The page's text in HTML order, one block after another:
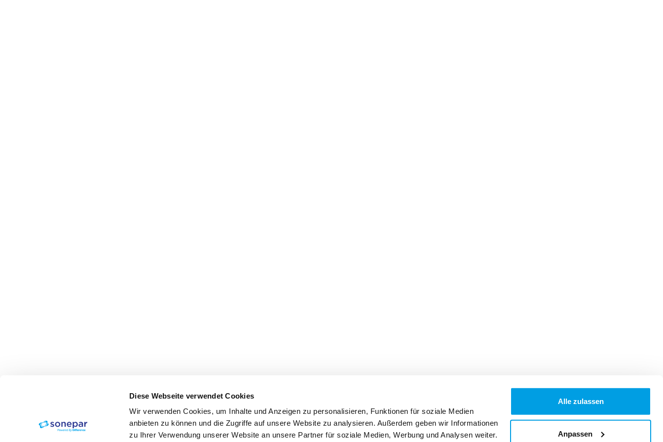
Diese Webseite verwendet Cookies
Wir verwenden Cookies, um Inhalte und Anzeigen zu personalisieren, Funktionen für soziale Medien
anbieten zu können und die Zugriffe auf unsere Website zu analysieren. Außerdem geben wir Informationen
zu Ihrer Verwendung unserer Website an unsere Partner für soziale Medien, Werbung und Analysen weiter.
Alle zulassen
Anpassen